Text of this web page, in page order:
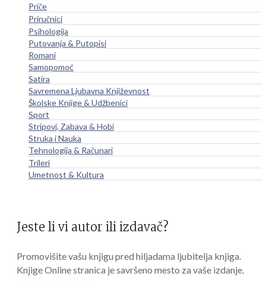
Priče
Priručnici
Psihologija
Putovanja & Putopisi
Romani
Samopomoć
Satira
Savremena Ljubavna Književnost
Školske Knjige & Udžbenici
Sport
Stripovi, Zabava & Hobi
Struka i Nauka
Tehnologija & Računari
Trileri
Umetnost & Kultura
Jeste li vi autor ili izdavač?
Promovišite vašu knjigu pred hiljadama ljubitelja knjiga.
Knjige Online stranica je savršeno mesto za vaše izdanje.